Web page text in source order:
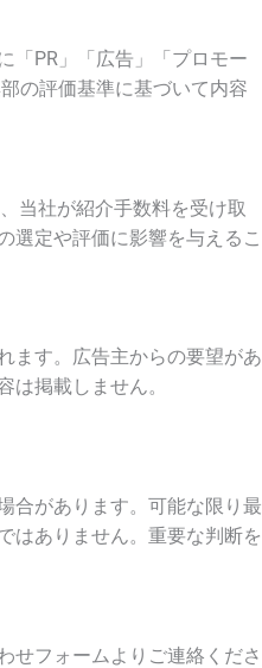
「PR」「広告」「プロモー
の評価基準に基づいて内容
当社が紹介手数料を受け取
選定や評価に影響を与えるこ
ます。広告主からの要望があ
掲載しません。
合があります。可能な限り最
はありません。重要な判断を
せフォームよりご連絡くださ